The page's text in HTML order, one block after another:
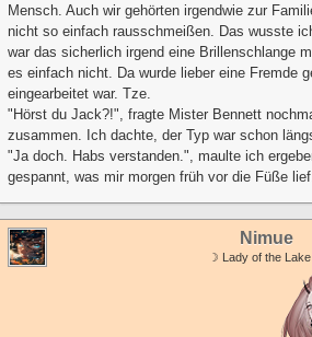
Mensch. Auch wir gehörten irgendwie zur
nicht so einfach rausschmeißen. Das wusste
war das sicherlich irgend eine Brillenschlange
es einfach nicht. Da wurde lieber eine Fremde
eingearbeitet war. Tze.
"Hörst du Jack?!", fragte Mister Bennett
zusammen. Ich dachte, der Typ war schon
"Ja doch. Habs verstanden.", maulte ich
gespannt, was mir morgen früh vor die Füße lief.
Nimue
☽ Lady of the